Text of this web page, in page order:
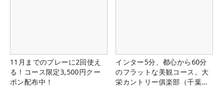
11月までのプレーに2回使え
る！コース限定3,500円クー
ポン配布中！
インター5分、都心から60分
のフラットな美観コース。大
栄カントリー俱楽部（千葉